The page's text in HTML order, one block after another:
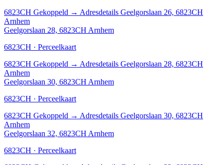
6823CH Gekoppeld → Adresdetails Geelgorslaan 26, 6823CH
Arnhem
Geelgorslaan 28, 6823CH Arnhem
6823CH · Perceelkaart
6823CH Gekoppeld → Adresdetails Geelgorslaan 28, 6823CH
Arnhem
Geelgorslaan 30, 6823CH Arnhem
6823CH · Perceelkaart
6823CH Gekoppeld → Adresdetails Geelgorslaan 30, 6823CH
Arnhem
Geelgorslaan 32, 6823CH Arnhem
6823CH · Perceelkaart